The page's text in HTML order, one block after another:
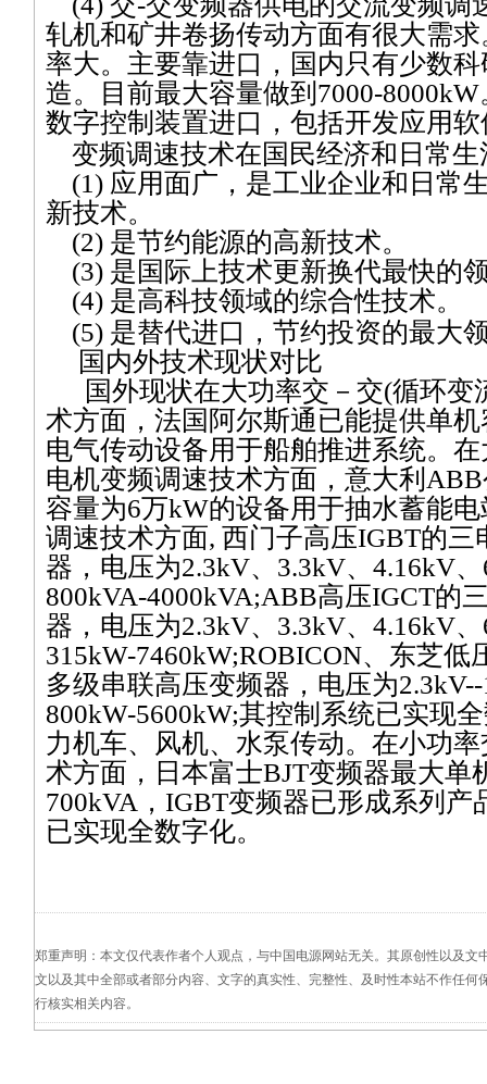
轧机和矿井卷扬传动方面有很大需
率大。主要靠进口，国内只有少数
造。目前最大容量做到 7000-8000kW
数字控制装置进口，包括开发应用软
变频调速技术在国民经济和日常
(1) 应用面广，是工业企业和日常
新技术。
(2) 是节约能源的高新技术。
(3) 是国际上技术更新换代最快的
(4) 是高科技领域的综合性技术。
(5) 是替代进口，节约投资的最大
国内外技术现状对比
国外现状在大功率交－交(循环变
术方面，法国阿尔斯通已能提供单
电气传动设备用于船舶推进系统。
电机变频调速技术方面，意大利 ABB
容量为6万kW的设备用于抽水蓄能
调速技术方面, 西门子高压IGBT的三
器，电压为2.3kV、 3.3kV、 4.16kV、
800kVA-4000kVA;ABB高压IGCT的
器，电压为2.3kV、 3.3kV、 4.16kV、
315kW-7460kW;ROBICON、东芝低
多级串联高压变频器，电压为
800kW-5600kW;其控制系统已实现
力机车、风机、水泵传动。在小功
术方面，日本富士BJT变频器最大单
700kVA ， IGBT变频器已形成系列产
已实现全数字化。
郑重声明：本文仅代表作者个人观点，与中国电源网站无关。其原创性以及文
文以及其中全部或者部分内容、文字的真实性、完整性、及时性本站不作任何
行核实相关内容。